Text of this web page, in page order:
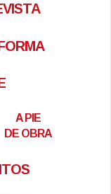
A PIE
DE OBRA